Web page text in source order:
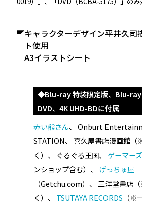
share
キャラクターデザイン平井久司
ト使用
A3イラストシート
◆Blu-ray 特装限定版、Blu-ray
DVD、4K UHD-BDに付属
赤い熊さん、 Onburt
STATION、 喜久屋書店漫画館
く）、 ぐるぐる王国、 ゲーマー
ンショップ含む）、 げっちゅ屋
（Getchu.com）、 三洋堂書店
く）、 TSUTAYA RECORDS （※